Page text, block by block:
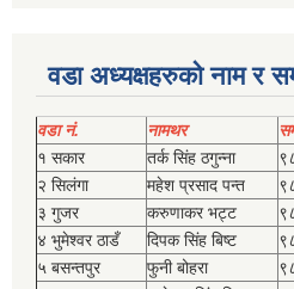
वडा अध्यक्षहरुको नाम र
वडा नं. नामथर
१ सकार
तर्क सिंह ठगुन्‍ना
२ सिलंगा
महेश प्रसाद पन्त
३ गुजर
करुणाकर भट्ट
४ भुमेश्‍वर ठाडँ
दिपक सिंह बिष्‍ट
५ बसन्तपुर
फुनी बोहरा